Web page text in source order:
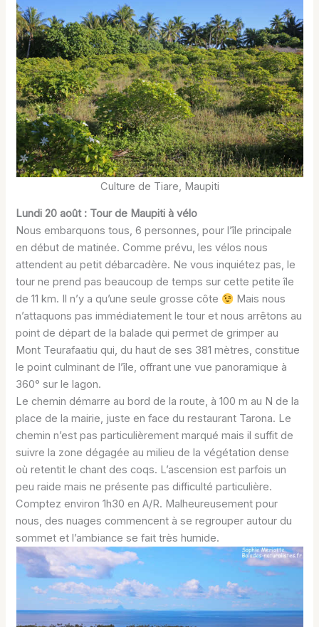
Culture de Tiare, Maupiti
Lundi 20 août : Tour de Maupiti à vélo
Nous embarquons tous, 6 personnes, pour l’île principale
en début de matinée. Comme prévu, les vélos nous
attendent au petit débarcadère. Ne vous inquiétez pas, le
tour ne prend pas beaucoup de temps sur cette petite île
de 11 km. Il n’y a qu’une seule grosse côte
Mais nous
n’attaquons pas immédiatement le tour et nous arrêtons au
point de départ de la balade qui permet de grimper au
Mont Teurafaatiu qui, du haut de ses 381 mètres, constitue
le point culminant de l’île, offrant une vue panoramique à
360° sur le lagon.
Le chemin démarre au bord de la route, à 100 m au N de la
place de la mairie, juste en face du restaurant Tarona. Le
chemin n’est pas particulièrement marqué mais il suffit de
suivre la zone dégagée au milieu de la végétation dense
où retentit le chant des coqs. L’ascension est parfois un
peu raide mais ne présente pas difficulté particulière.
Comptez environ 1h30 en A/R. Malheureusement pour
nous, des nuages commencent à se regrouper autour du
sommet et l’ambiance se fait très humide.